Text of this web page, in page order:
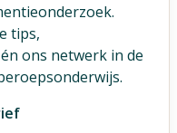
tips,
ons netwerk in de